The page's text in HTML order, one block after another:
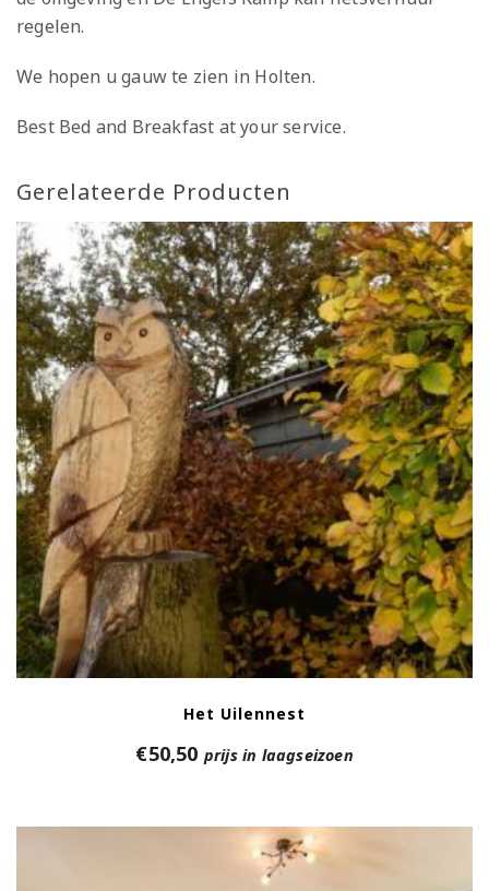
regelen.
We hopen u gauw te zien in Holten.
Best Bed and Breakfast at your service.
Gerelateerde Producten
Het Uilennest
€50,50 prijs in laagseizoen